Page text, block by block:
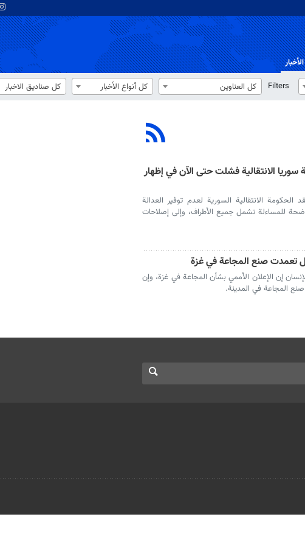
Filters كل العناوين كل أنواع الأخبار كل صناديق الاخبار
الانتقالية فشلت حتى الآن في إظهار
الانتقالية السورية لعدم توفير العدالة
للمساءلة تشمل جميع الأطراف، وإلى إصلاحات
تعمدت صنع المجاعة في غزة
إن الإعلان الأممي بشأن المجاعة في غزة، وإن
المجاعة في المدينة.